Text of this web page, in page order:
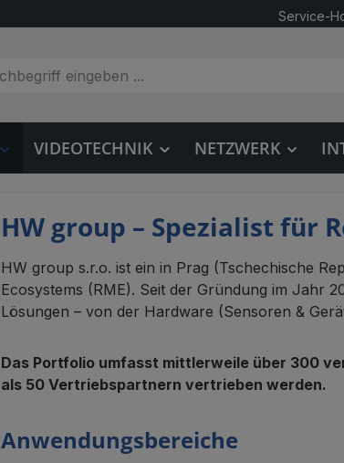
Service-
VIDEOTECHNIK NETZWERK
HW group – Spezialist für
HW group s.r.o. ist ein in Prag (Tschechische
Ecosystems (RME). Seit der Gründung im Jahr
Lösungen – von der Hardware (Sensoren &
Das Portfolio umfasst mittlerweile über 300
als 50 Vertriebspartnern vertrieben werden.
Anwendungsbereiche